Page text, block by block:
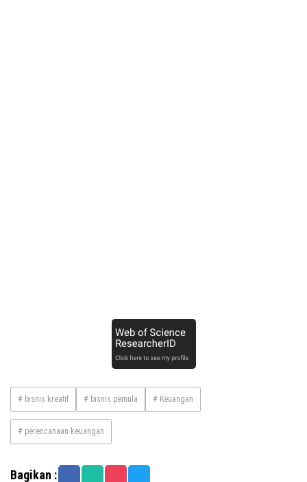
# bisnis kreatif # bisnis pemula # Keuangan
# perencanaan keuangan
Bagikan :